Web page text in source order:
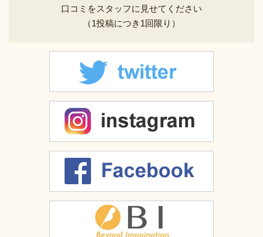
口コミをスタッフに見せてください
（1投稿につき1回限り）